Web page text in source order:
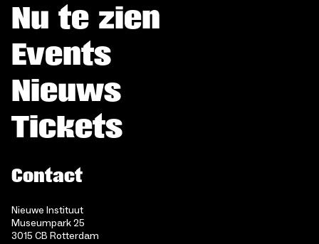
Nu te zien
Events
Nieuws
Tickets
Contact
Nieuwe Instituut
Museumpark 25
3015 CB Rotterdam